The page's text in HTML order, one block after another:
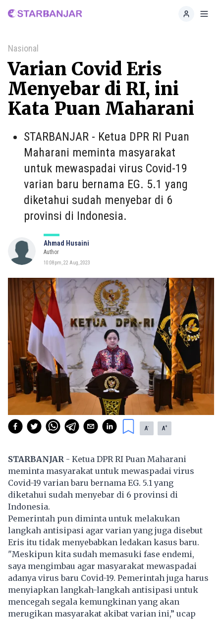
Home
Nasional
Varian Covid Eris
Menyebar di RI, ini
Kata Puan Maharani
STARBANJAR - Ketua DPR RI Puan
Maharani meminta masyarakat
untuk mewaspadai virus Covid-19
varian baru bernama EG. 5.1 yang
diketahui sudah menyebar di 6
provinsi di Indonesia.
Ahmad Husaini
Author
10:08pm, 22 Aug, 2023
A- A+
STARBANJAR - Ketua DPR RI Puan Maharani
meminta masyarakat untuk mewaspadai virus
Covid-19 varian baru bernama EG. 5.1 yang
diketahui sudah menyebar di 6 provinsi di
Indonesia.
Pemerintah pun diminta untuk melakukan
langkah antisipasi agar varian yang juga disebut
Eris itu tidak menyebabkan ledakan kasus baru.
"Meskipun kita sudah memasuki fase endemi,
saya mengimbau agar masyarakat mewaspadai
adanya virus baru Covid-19. Pemerintah juga harus
menyiapkan langkah-langkah antisipasi untuk
mencegah segala kemungkinan yang akan
merugikan masyarakat akibat varian ini,” ucap